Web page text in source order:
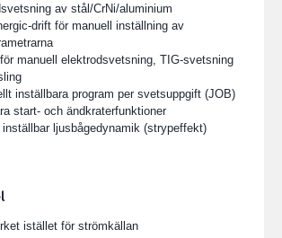
av stål/CrNi/aluminium
drift för manuell inställning av
manuell elektrodsvetsning, TIG-svetsning
inställbara program per svetsuppgift (JOB)
start- och ändkraterfunktioner
ljusbågedynamik (strypeffekt)
istället för strömkällan